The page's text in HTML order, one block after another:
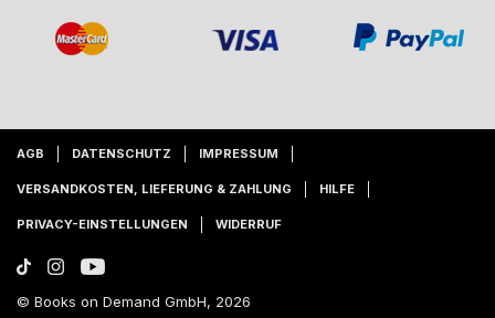
AGB DATENSCHUTZ IMPRESSUM
VERSANDKOSTEN, LIEFERUNG & ZAHLUNG HILFE
PRIVACY-EINSTELLUNGEN WIDERRUF
© Books on Demand GmbH, 2026